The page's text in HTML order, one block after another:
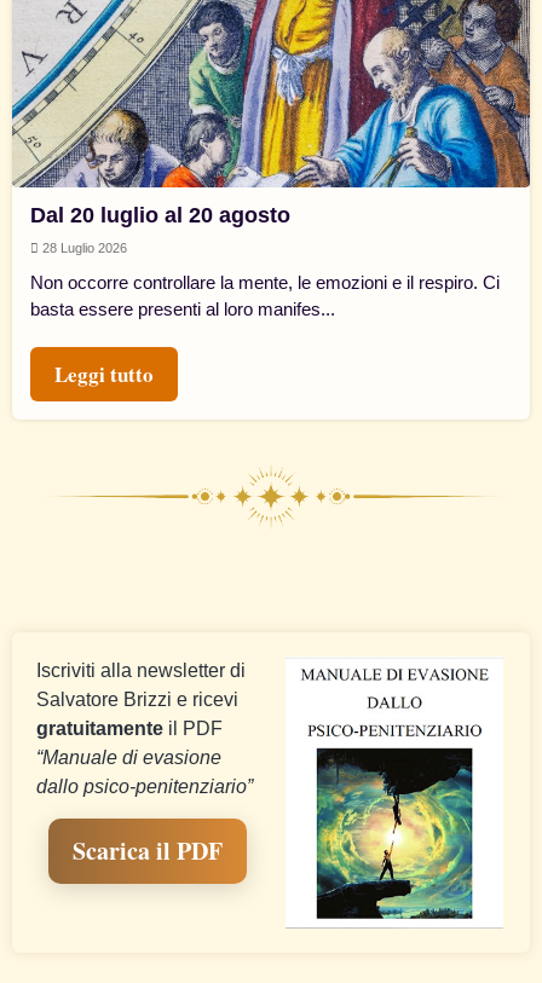
Dal 20 luglio al 20 agosto
28 Luglio 2026
Non occorre controllare la mente, le emozioni e il respiro. Ci
basta essere presenti al loro manifes...
Leggi tutto
Iscriviti alla newsletter di
Salvatore Brizzi e ricevi
gratuitamente il PDF
“Manuale di evasione
dallo psico-penitenziario”
Scarica il PDF